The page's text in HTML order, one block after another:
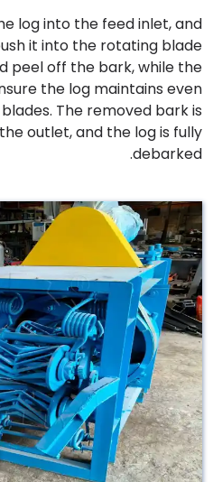
log into the feed inlet, and
it into the rotating blade
peel off the bark, while the
the log maintains even
The removed bark is
outlet, and the log is fully
debarked.